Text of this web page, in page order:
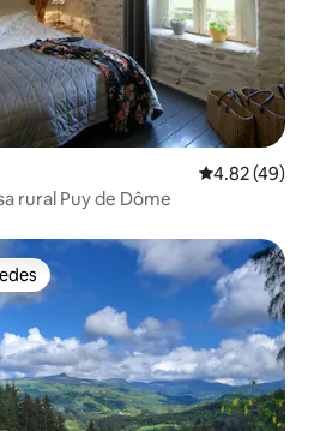
Calificación
4.82 (49)
rural Puy de Dôme
preferido